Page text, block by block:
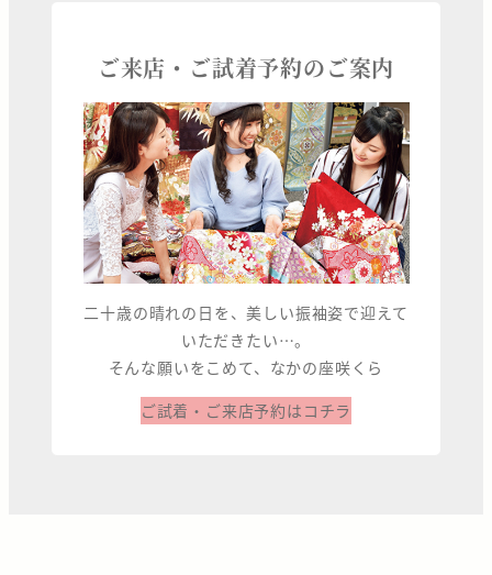
ご来店・ご試着予約のご案内
二十歳の晴れの日を、美しい振袖姿で迎えて
いただきたい…。
そんな願いをこめて、なかの座咲くら
ご試着・ご来店予約はコチラ